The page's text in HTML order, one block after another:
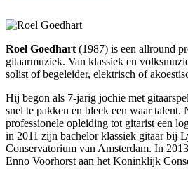
Roel Goedhart (1987) is een allround
gitaarmuziek. Van klassiek en
solist of begeleider, elektrisch of
Hij begon als 7-jarig jochie met
snel te pakken en bleek een waar talent.
professionele opleiding tot gitarist een
in 2011 zijn bachelor klassiek gitaar bij
Conservatorium van Amsterdam. In
Enno Voorhorst aan het Koninklijk